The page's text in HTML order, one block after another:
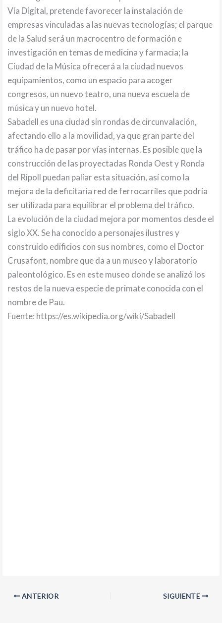
Vía Digital, pretende favorecer la instalación de
empresas vinculadas a las nuevas tecnologías; el parque
de la Salud será un macrocentro de formación e
investigación en temas de medicina y farmacia; la
Ciudad de la Música ofrecerá a la ciudad nuevos
equipamientos, como un espacio para acoger
congresos, un nuevo teatro, una nueva escuela de
música y un nuevo hotel.
Sabadell es una ciudad sin rondas de circunvalación,
afectando ello a la movilidad, ya que gran parte del
tráfico ha de pasar por vías internas. Es posible que la
construcción de las proyectadas Ronda Oest y Ronda
del Ripoll puedan paliar esta situación, así como la
mejora de la deficitaria red de ferrocarriles que podría
ser utilizada para equilibrar el problema del tráfico.
La evolución de la ciudad mejora por momentos desde el
siglo XX. Se ha conocido a personajes ilustres y
construido edificios con sus nombres, como el Doctor
Crusafont, nombre que da a un museo y laboratorio
paleontológico. Es en este museo donde se analizó los
restos de la nueva especie de primate conocida con el
nombre de Pau.
Fuente: https://es.wikipedia.org/wiki/Sabadell
ANTERIOR SIGUIENTE